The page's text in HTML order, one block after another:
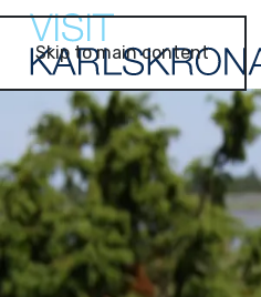
Skip to main content